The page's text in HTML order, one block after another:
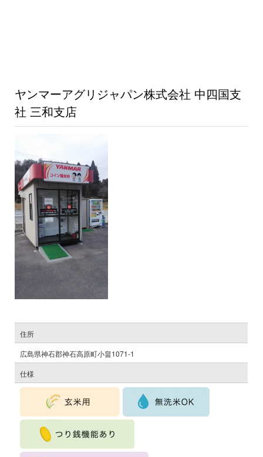
ヤンマーアグリジャパン株式会社 中四国支
社 三和支店
住所
広島県神石郡神石高原町小畠1071-1
仕様